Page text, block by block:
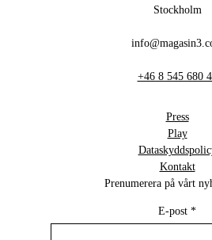
Stockholm
+46 8 545 680
Press
Play
Kontakt
Prenumerera på vårt
E-post *